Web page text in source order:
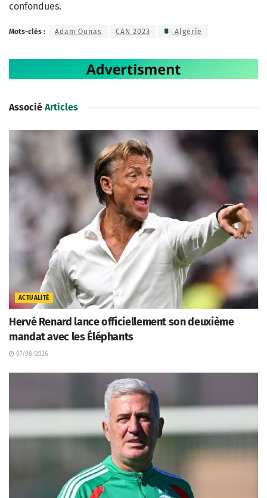
confondues.
Mots-clés : Adam Ounas CAN 2023 Algérie
Associé Articles
ACTUALITÉ
Hervé Renard lance officiellement son deuxième
mandat avec les Éléphants
07/08/2026